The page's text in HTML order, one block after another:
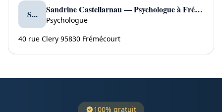
S... Sandrine Castellarnau — Psychologue à Frémécourt
Psychologue
40 rue Clery 95830 Frémécourt
100% gratuit